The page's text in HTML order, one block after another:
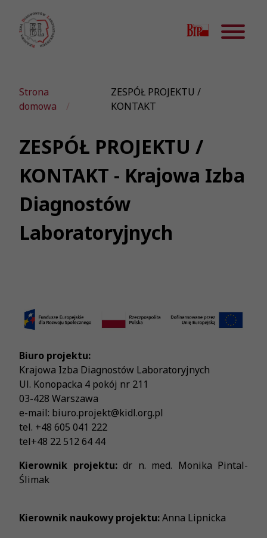
Strona
domowa
ZESPÓŁ PROJEKTU /
KONTAKT
ZESPÓŁ PROJEKTU /
KONTAKT - Krajowa Izba
Diagnostów
Laboratoryjnych
Biuro projektu:
Krajowa Izba Diagnostów Laboratoryjnych
Ul. Konopacka 4 pokój nr 211
03-428 Warszawa
e-mail: biuro.projekt@kidl.org.pl
tel. +48 605 041 222
tel+48 22 512 64 44
Kierownik projektu: dr n. med. Monika Pintal-
Ślimak
Kierownik naukowy projektu:Anna Lipnicka